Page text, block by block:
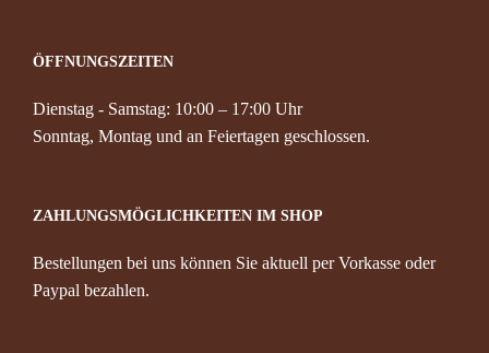
ÖFFNUNGSZEITEN
Dienstag - Samstag: 10:00 – 17:00 Uhr
Sonntag, Montag und an Feiertagen geschlossen.
ZAHLUNGSMÖGLICHKEITEN IM SHOP
Bestellungen bei uns können Sie aktuell per Vorkasse oder
Paypal bezahlen.